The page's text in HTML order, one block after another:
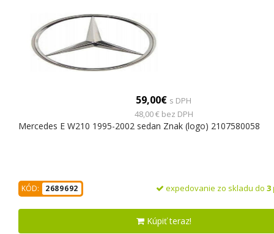
59,00€ s DPH
48,00 € bez DPH
Mercedes E W210 1995-2002 sedan Znak (logo) 2107580058
KÓD: 2689692 expedovanie zo skladu do 3
Kúpiť teraz!